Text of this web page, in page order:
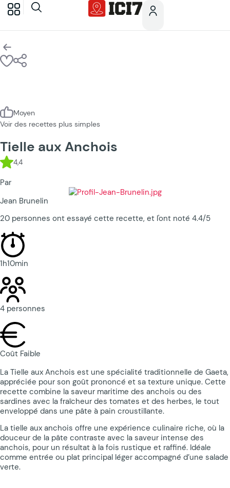
Moyen
Voir des recettes plus simples
Tielle aux Anchois
4,4
Par
Jean Brunelin
20 personnes ont essayé cette recette, et l'ont noté 4.4/5
1h10min
4 personnes
Coût Faible
La Tielle aux Anchois est une spécialité traditionnelle de Gaeta,
appréciée pour son goût prononcé et sa texture unique. Cette
recette combine la saveur maritime des anchois ou des
sardines avec la fraîcheur des tomates et des herbes, le tout
enveloppé dans une pâte à pain croustillante.
La tielle aux anchois offre une expérience culinaire riche, où la
douceur de la pâte contraste avec la saveur intense des
anchois, pour un résultat à la fois rustique et raffiné. Idéale
comme entrée ou plat principal léger accompagné d’une salade
verte.